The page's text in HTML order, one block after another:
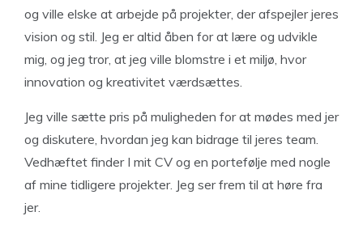
og ville elske at arbejde på projekter, der afspejler jeres
vision og stil. Jeg er altid åben for at lære og udvikle
mig, og jeg tror, at jeg ville blomstre i et miljø, hvor
innovation og kreativitet værdsættes.
Jeg ville sætte pris på muligheden for at mødes med jer
og diskutere, hvordan jeg kan bidrage til jeres team.
Vedhæftet finder I mit CV og en portefølje med nogle
af mine tidligere projekter. Jeg ser frem til at høre fra
jer.